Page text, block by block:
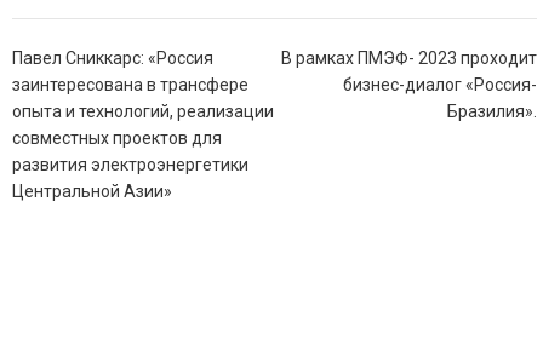
Навигация
по
записям
Павел Сниккарс: «Россия
заинтересована в трансфере
опыта и технологий, реализации
совместных проектов для
развития электроэнергетики
Центральной Азии»
В рамках ПМЭФ- 2023 проходит
бизнес-диалог «Россия-
Бразилия».